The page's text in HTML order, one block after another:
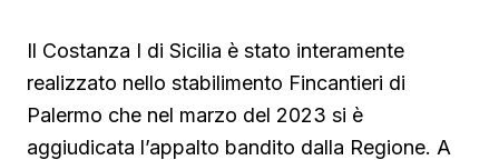
Il Costanza I di Sicilia è stato interamente
realizzato nello stabilimento Fincantieri di
Palermo che nel marzo del 2023 si è
aggiudicata l’appalto bandito dalla Regione. A